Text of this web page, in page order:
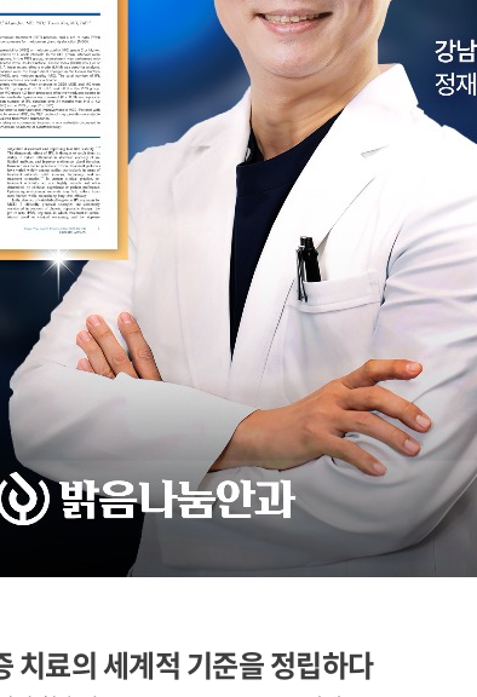
치료의 세계적 기준을 정립하다